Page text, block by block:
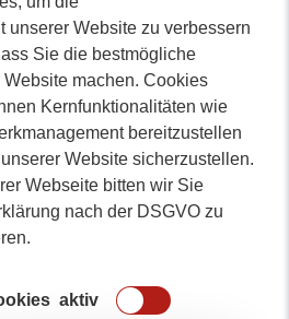
unserer Website zu verbessern
Sie die bestmögliche
machen. Cookies
Kernfunktionalitäten wie
bereitzustellen
Website sicherzustellen.
Webseite bitten wir Sie
nach der DSGVO zu
aktiv
schnacken
/ 904 8115